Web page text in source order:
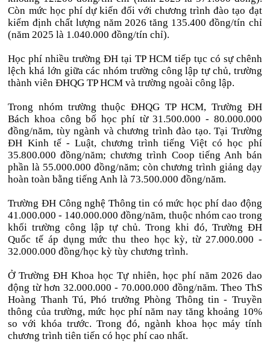
Còn mức học phí dự kiến đối với chương trình đào tạo đạt
kiểm định chất lượng năm 2026 tăng 135.400 đồng/tín chỉ
(năm 2025 là 1.040.000 đồng/tín chỉ).
Học phí nhiều trường ĐH tại TP HCM tiếp tục có sự chênh
lệch khá lớn giữa các nhóm trường công lập tự chủ, trường
thành viên ĐHQG TP HCM và trường ngoài công lập.
Trong nhóm trường thuộc ĐHQG TP HCM, Trường ĐH
Bách khoa công bố học phí từ 31.500.000 - 80.000.000
đồng/năm, tùy ngành và chương trình đào tạo. Tại Trường
ĐH Kinh tế - Luật, chương trình tiếng Việt có học phí
35.800.000 đồng/năm; chương trình Coop tiếng Anh bán
phần là 55.000.000 đồng/năm; còn chương trình giảng dạy
hoàn toàn bằng tiếng Anh là 73.500.000 đồng/năm.
Trường ĐH Công nghệ Thông tin có mức học phí dao động
41.000.000 - 140.000.000 đồng/năm, thuộc nhóm cao trong
khối trường công lập tự chủ. Trong khi đó, Trường ĐH
Quốc tế áp dụng mức thu theo học kỳ, từ 27.000.000 -
32.000.000 đồng/học kỳ tùy chương trình.
Ở Trường ĐH Khoa học Tự nhiên, học phí năm 2026 dao
động từ hơn 32.000.000 - 70.000.000 đồng/năm. Theo ThS
Hoàng Thanh Tú, Phó trưởng Phòng Thông tin - Truyền
thông của trường, mức học phí năm nay tăng khoảng 10%
so với khóa trước. Trong đó, ngành khoa học máy tính
chương trình tiên tiến có học phí cao nhất.